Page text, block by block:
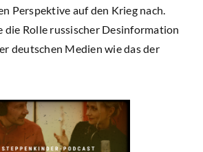
Perspektive auf den Krieg nach.
die Rolle russischer Desinformation
deutschen Medien wie das der